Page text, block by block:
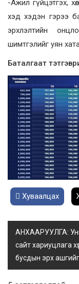
-Ажил гүйцэтгэх,
хэд хэдэн гэрээ
эрхлэлтийн
шимтгэлийг уян
Баталгаат
Хуваалцах
АНХААРУУЛГА:
сайт хариуцлага
бусдын эрх ашгийг